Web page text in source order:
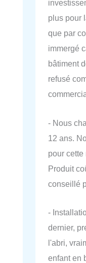
plus pour
que par
immergé
bâtiment
refusé
- Nous
12 ans.
pour cette
Produit
conseillé
-
dernier,
l'abri,
enfant en